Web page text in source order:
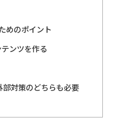
めのポイント
ンツを作る
対策のどちらも必要